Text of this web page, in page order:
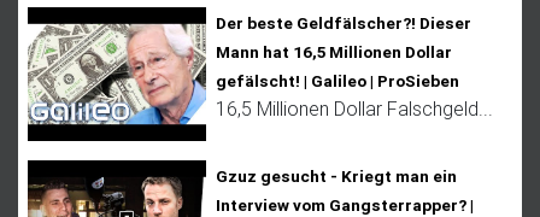
Der beste Geldfälscher?! Dieser
Mann hat 16,5 Millionen Dollar
gefälscht! | Galileo | ProSieben
16,5 Millionen Dollar Falschgeld...
Gzuz gesucht - Kriegt man ein
Interview vom Gangsterrapper? |